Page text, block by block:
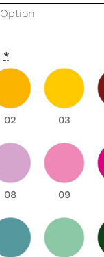
*
02 03
08 09